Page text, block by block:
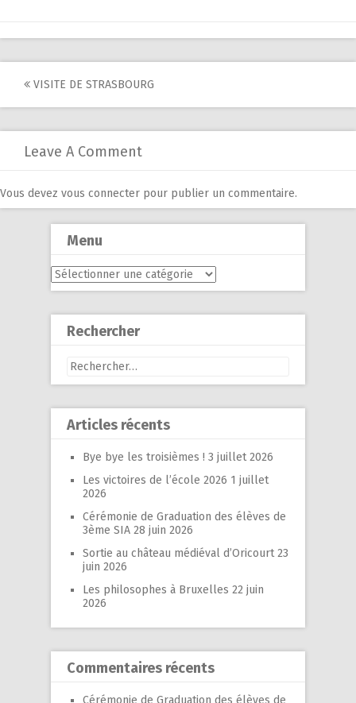
Post
navigation
VISITE DE STRASBOURG
Leave A Comment
Vous devez vous connecter pour publier un commentaire.
Menu
Menu
Rechercher
Rechercher :
Articles récents
Bye bye les troisièmes ! 3 juillet 2026
Les victoires de l’école 2026 1 juillet
2026
Cérémonie de Graduation des élèves de
3ème SIA 28 juin 2026
Sortie au château médiéval d’Oricourt 23
juin 2026
Les philosophes à Bruxelles 22 juin
2026
Commentaires récents
Cérémonie de Graduation des élèves de